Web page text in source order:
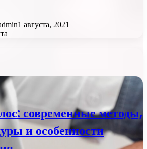
1 августа, 2021
современные методы,
и особенности